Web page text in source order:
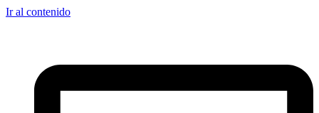
Ir al contenido